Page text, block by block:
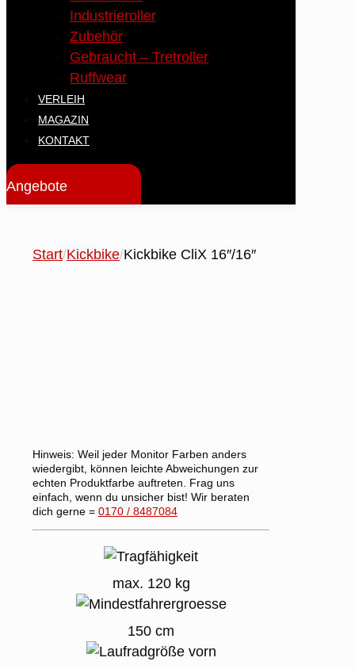
Industrieroller
Zubehör
Gebraucht – Tretroller
Ruffwear
VERLEIH
MAGAZIN
KONTAKT
Angebote
Start/Kickbike/Kickbike CliX 16″/16″
Hinweis: Weil jeder Monitor Farben anders
wiedergibt, können leichte Abweichungen zur
echten Produktfarbe auftreten. Frag uns
einfach, wenn du unsicher bist! Wir beraten
dich gerne = 0170 / 8487084
max. 120 kg
150 cm